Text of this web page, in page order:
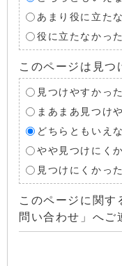
あまり役に立た
役に立たなかった
このページは見つ
見つけやすかった
まあまあ見つけ
どちらともいえ
やや見つけにく
見つけにくかった
このページに関す
問い合わせ」へご